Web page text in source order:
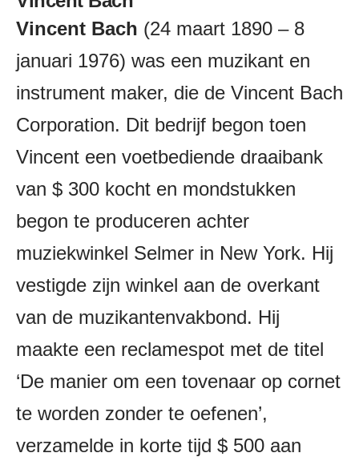
Vincent Bach (24 maart 1890 – 8
januari 1976) was een muzikant en
instrument maker, die de Vincent Bach
Corporation. Dit bedrijf begon toen
Vincent een voetbediende draaibank
van $ 300 kocht en mondstukken
begon te produceren achter
muziekwinkel Selmer in New York. Hij
vestigde zijn winkel aan de overkant
van de muzikantenvakbond. Hij
maakte een reclamespot met de titel
‘De manier om een ​​tovenaar op cornet
te worden zonder te oefenen’,
verzamelde in korte tijd $ 500 aan